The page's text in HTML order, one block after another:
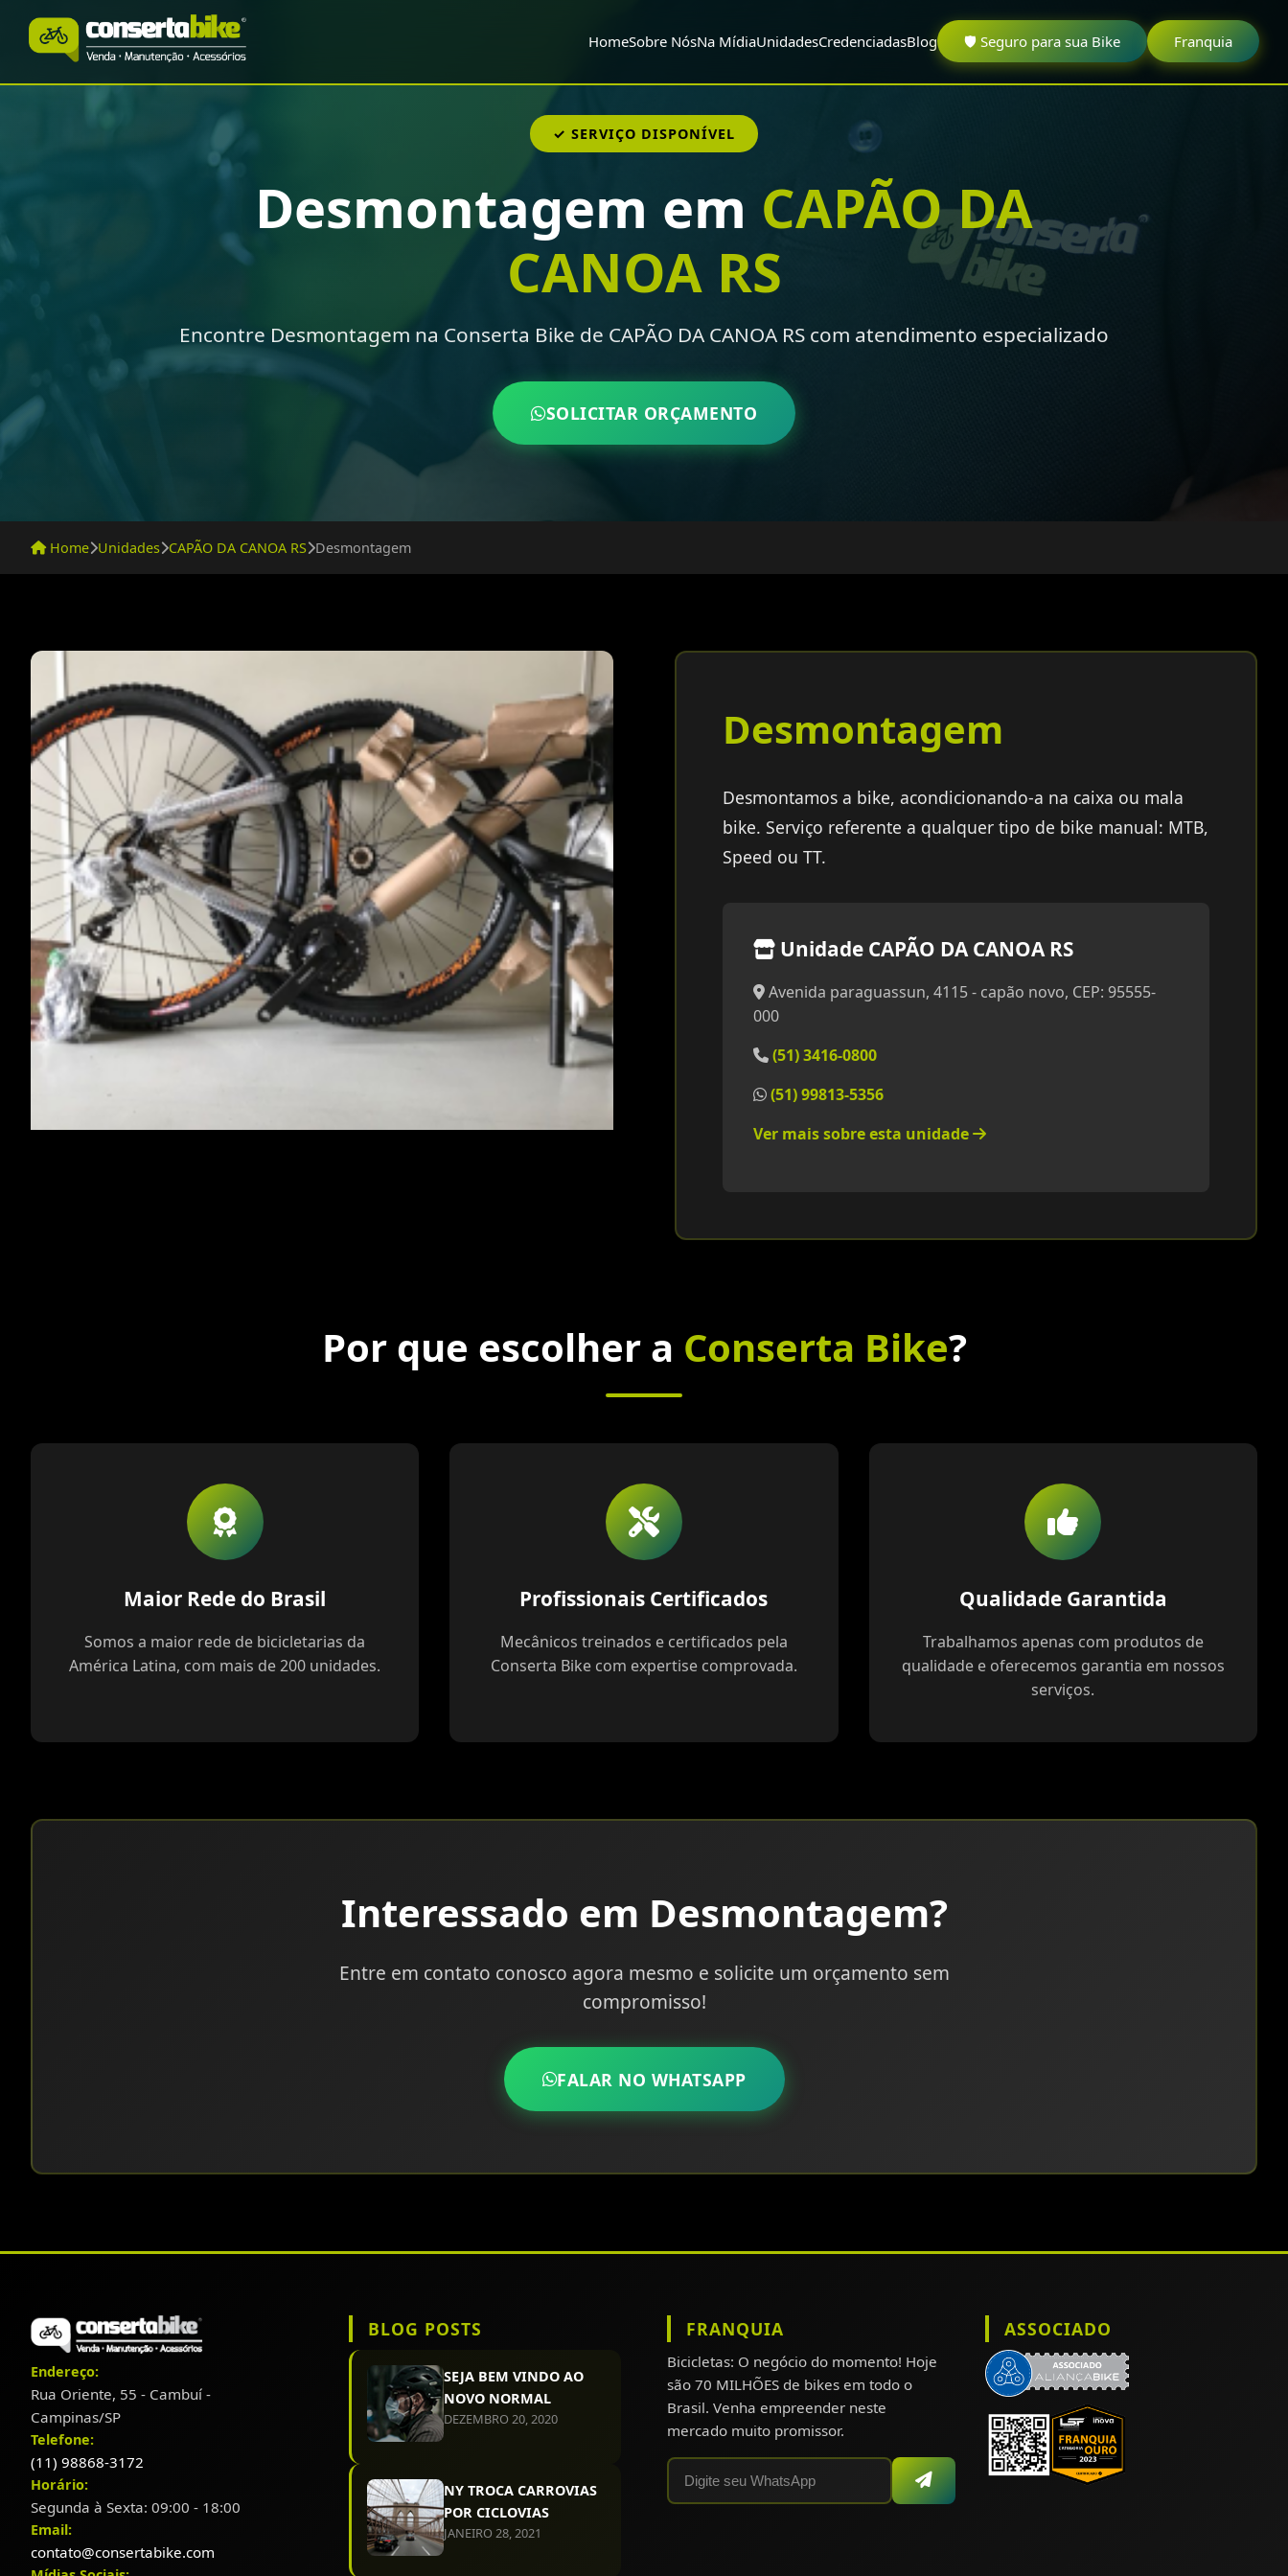
HomeSobre NósNa MídiaUnidadesCredenciadasBlog 🛡️ Seguro para sua Bike Franquia
✓ SERVIÇO DISPONÍVEL
Desmontagem em CAPÃO DA
CANOA RS
Encontre Desmontagem na Conserta Bike de CAPÃO DA CANOA RS com atendimento especializado
SOLICITAR ORÇAMENTO
Home Unidades CAPÃO DA CANOA RS Desmontagem
Desmontagem
Desmontamos a bike, acondicionando-a na caixa ou mala
bike. Serviço referente a qualquer tipo de bike manual: MTB,
Speed ou TT.
Unidade CAPÃO DA CANOA RS
Avenida paraguassun, 4115 - capão novo, CEP: 95555-
000
(51) 3416-0800
(51) 99813-5356
Ver mais sobre esta unidade
Por que escolher a Conserta Bike?
Maior Rede do Brasil
Somos a maior rede de bicicletarias da
América Latina, com mais de 200 unidades.
Profissionais Certificados
Mecânicos treinados e certificados pela
Conserta Bike com expertise comprovada.
Qualidade Garantida
Trabalhamos apenas com produtos de
qualidade e oferecemos garantia em nossos
serviços.
Interessado em Desmontagem?
Entre em contato conosco agora mesmo e solicite um orçamento sem
compromisso!
FALAR NO WHATSAPP
Endereço:
Rua Oriente, 55 - Cambuí -
Campinas/SP
Telefone:
(11) 98868-3172
Horário:
Segunda à Sexta: 09:00 - 18:00
Email:
contato@consertabike.com
BLOG POSTS
SEJA BEM VINDO AO
NOVO NORMAL
DEZEMBRO 20, 2020
NY TROCA CARROVIAS
POR CICLOVIAS
JANEIRO 28, 2021
FRANQUIA
Bicicletas: O negócio do momento! Hoje
são 70 MILHÕES de bikes em todo o
Brasil. Venha empreender neste
mercado muito promissor.
ASSOCIADO